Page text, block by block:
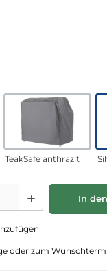
TeakSafe anthrazit
gewünschten Wert ein
In
oder zum